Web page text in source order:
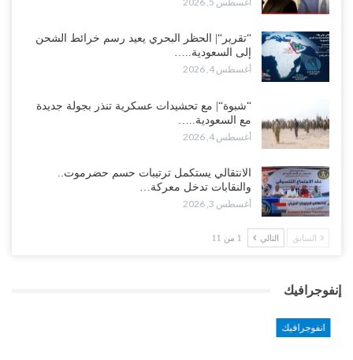
“تقرير“| الحظر البحري يعيد رسم خرائط الشحن
إلى السعودية..…
أغسطس 4, 2026
“شبوة“| مع تحشيدات عسكرية تنذر بجولة جديدة
مع السعودية..…
أغسطس 4, 2026
الانتقالي يستكمل ترتيبات حسم حضرموت..
والنقابات تدخل معركة…
أغسطس 3, 2026
السابق التالي 1 من 11
إنفوجرافيك
انفوجرافيك